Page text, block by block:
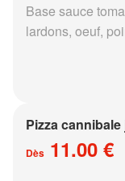
Base sauce
lardons, oeuf,
Pizza
Dès 11.00 €